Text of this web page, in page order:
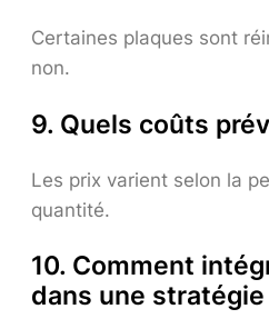
Certaines plaques sont
non.
9. Quels coûts
Les prix varient selon la
quantité.
10. Comment
dans une